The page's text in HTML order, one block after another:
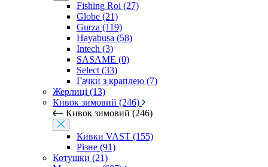
Fishing Roi (27)
Globe (21)
Gurza (119)
Hayabusa (58)
Intech (3)
SASAME (0)
Select (33)
Гачки з краплею (7)
Жерлиці (13)
Кивок зимовий (246)
Кивок зимовий (246)
Кивки VAST (155)
Різне (91)
Котушки (21)